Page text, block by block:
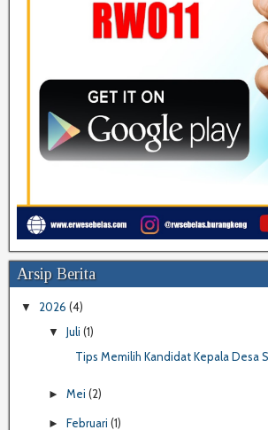
Arsip Berita
▼ 2026 (4)
▼ Juli (1)
Tips Memilih Kandidat Kepala Desa
► Mei (2)
► Februari (1)